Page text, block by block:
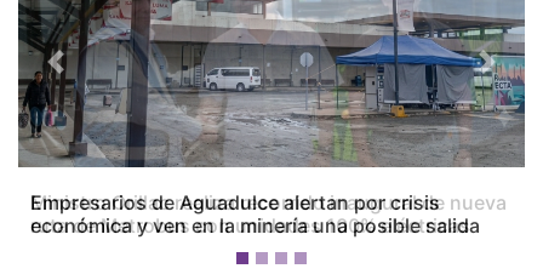
Empresarios de Aguadulce alertan por crisis
económica y ven en la minería una posible salida
Previous Next